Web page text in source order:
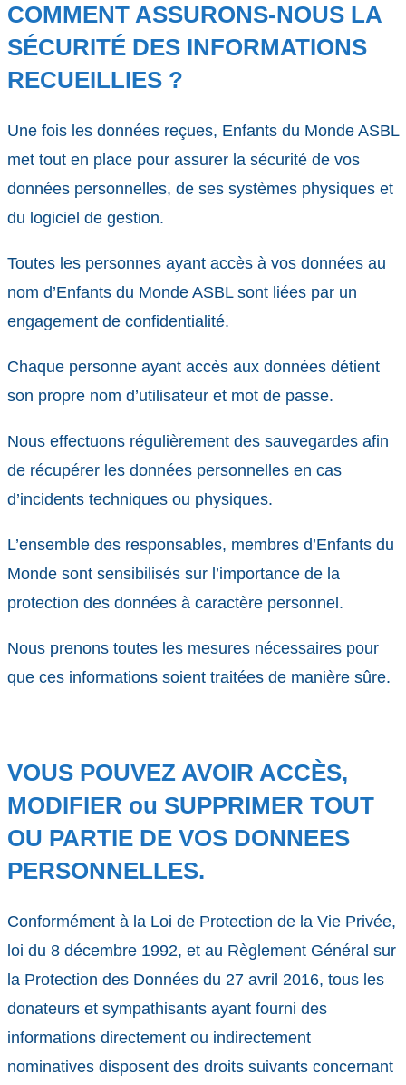
COMMENT ASSURONS-NOUS LA
SÉCURITÉ DES INFORMATIONS
RECUEILLIES ?
Une fois les données reçues, Enfants du Monde ASBL
met tout en place pour assurer la sécurité de vos
données personnelles, de ses systèmes physiques et
du logiciel de gestion.
Toutes les personnes ayant accès à vos données au
nom d’Enfants du Monde ASBL sont liées par un
engagement de confidentialité.
Chaque personne ayant accès aux données détient
son propre nom d’utilisateur et mot de passe.
Nous effectuons régulièrement des sauvegardes afin
de récupérer les données personnelles en cas
d’incidents techniques ou physiques.
L’ensemble des responsables, membres d’Enfants du
Monde sont sensibilisés sur l’importance de la
protection des données à caractère personnel.
Nous prenons toutes les mesures nécessaires pour
que ces informations soient traitées de manière sûre.
VOUS POUVEZ AVOIR ACCÈS,
MODIFIER ou SUPPRIMER TOUT
OU PARTIE DE VOS DONNEES
PERSONNELLES.
Conformément à la Loi de Protection de la Vie Privée,
loi du 8 décembre 1992, et au Règlement Général sur
la Protection des Données du 27 avril 2016, tous les
donateurs et sympathisants ayant fourni des
informations directement ou indirectement
nominatives disposent des droits suivants concernant